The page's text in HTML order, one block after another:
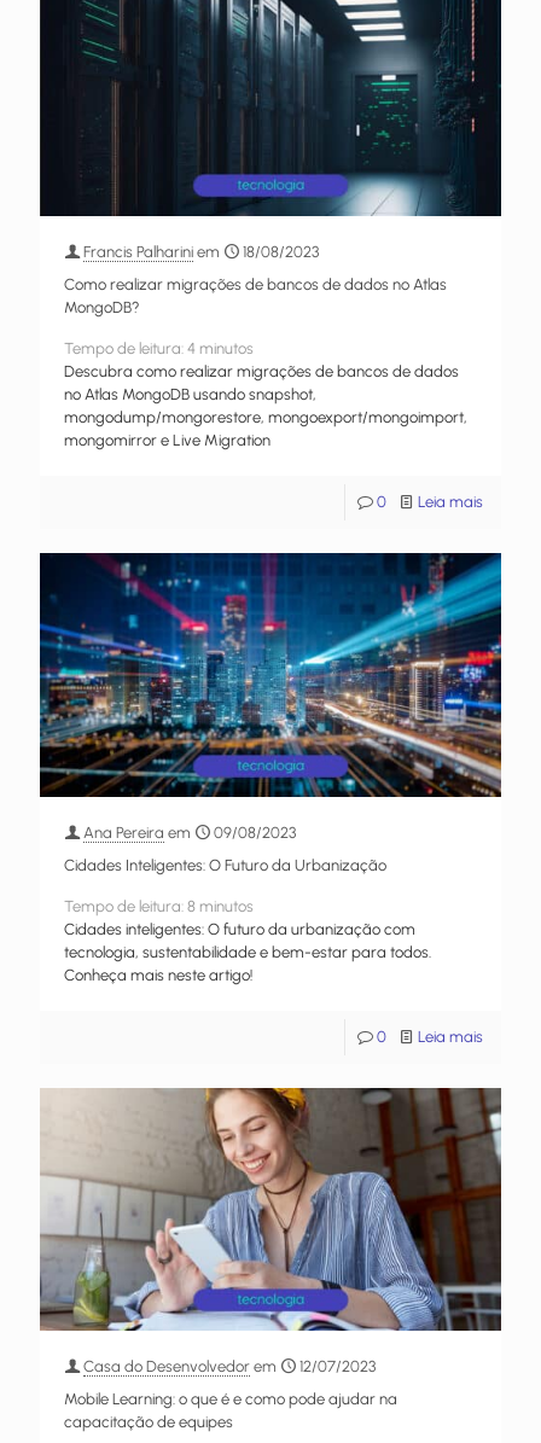
Francis Palharini em
18/08/2023
Como realizar migrações de bancos de dados no Atlas
MongoDB?
Tempo de leitura: 4 minutos
Descubra como realizar migrações de bancos de dados
no Atlas MongoDB usando snapshot,
mongodump/mongorestore, mongoexport/mongoimport,
mongomirror e Live Migration
0 Leia mais
Ana Pereira em
09/08/2023
Cidades Inteligentes: O Futuro da Urbanização
Tempo de leitura: 8 minutos
Cidades inteligentes: O futuro da urbanização com
tecnologia, sustentabilidade e bem-estar para todos.
Conheça mais neste artigo!
0 Leia mais
Casa do Desenvolvedor em
12/07/2023
Mobile Learning: o que é e como pode ajudar na
capacitação de equipes